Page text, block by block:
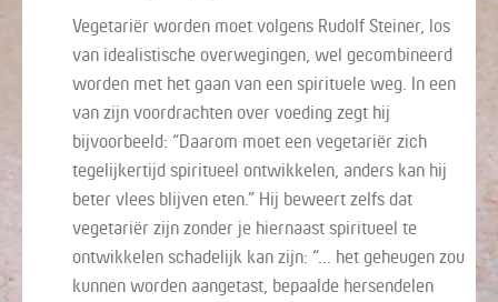
Vegetariër worden moet volgens Rudolf Steiner, los
van idealistische overwegingen, wel gecombineerd
worden met het gaan van een spirituele weg. In een
van zijn voordrachten over voeding zegt hij
bijvoorbeeld: “Daarom moet een vegetariër zich
tegelijkertijd spiritueel ontwikkelen, anders kan hij
beter vlees blijven eten.” Hij beweert zelfs dat
vegetariër zijn zonder je hiernaast spiritueel te
ontwikkelen schadelijk kan zijn: “... het geheugen zou
kunnen worden aangetast, bepaalde hersendelen